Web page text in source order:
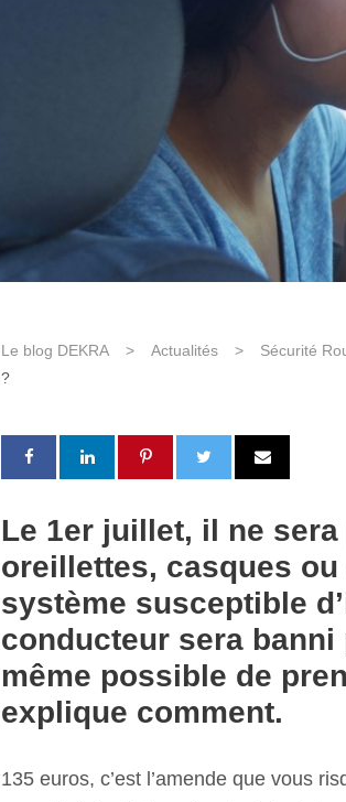
Le blog DEKRA > Actualités > Sécurité
?
Le 1er juillet, il ne
oreillettes, casques
système susceptible
conducteur sera
même possible de
explique comment.
135 euros, c’est l’amende que vous